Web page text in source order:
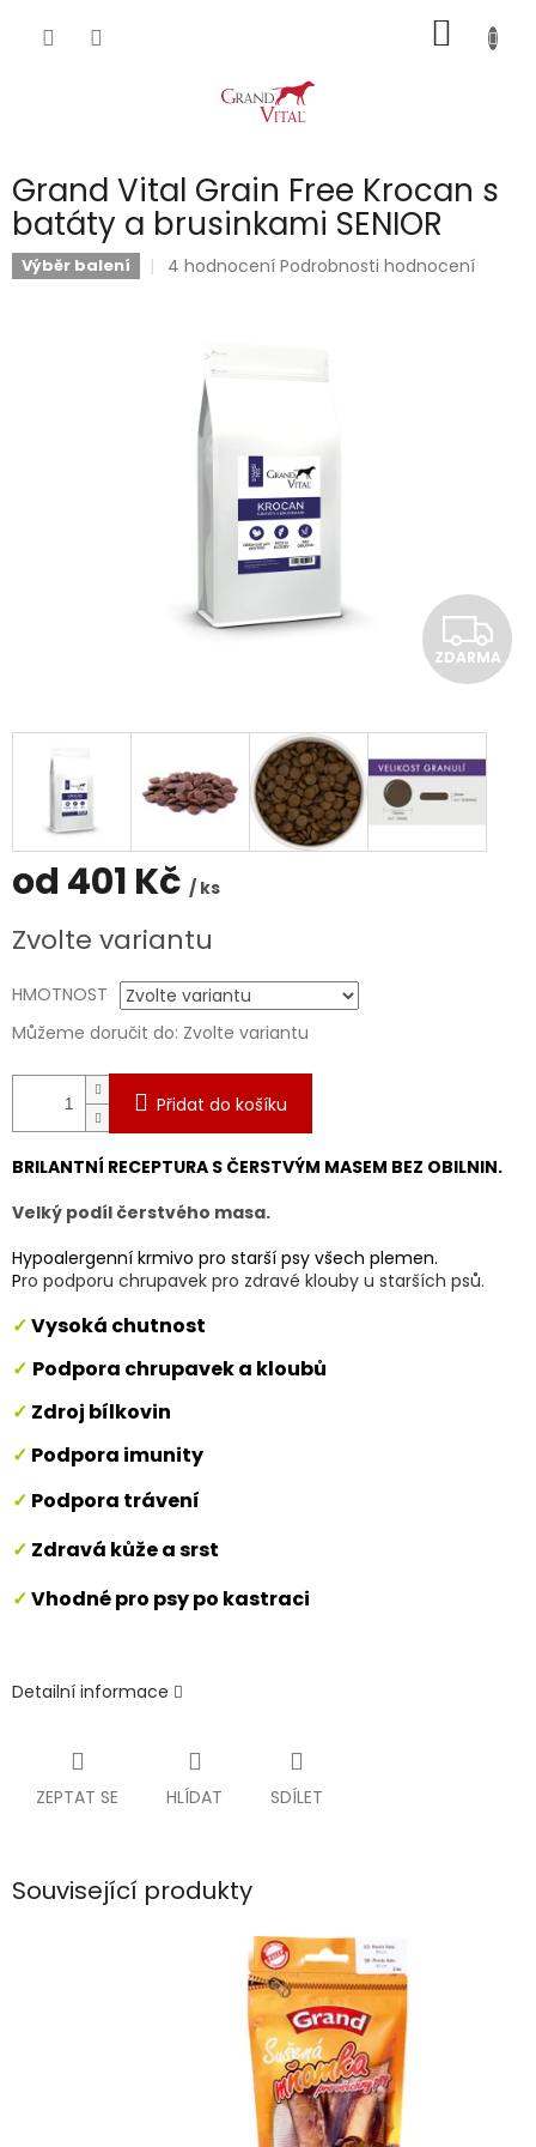
KOŠÍK
Grand Vital Grain Free Krocan s
batáty a brusinkami SENIOR
Výběr balení
Průměrné
hvězdiček.
4 hodnocení Podrobnosti hodnocení
Z
D
ZDARMA
od 401 Kč / ks
cena:
Zvolte variantu
HMOTNOST
Můžeme doručit do: Zvolte variantu
Přidat do košíku
BRILANTNÍ RECEPTURA S ČERSTVÝM MASEM BEZ OBILNIN.
Velký podíl čerstvého masa.
Hypoalergenní krmivo pro starší psy všech plemen.
Pro podporu chrupavek pro zdravé klouby u starších psů.
✓Vysoká chutnost
✓ Podpora chrupavek a kloubů
✓ Zdroj bílkovin
✓ Podpora imunity
✓ Podpora trávení
✓ Zdravá kůže a srst
✓Vhodné pro psy po kastraci
Detailní informace
ZEPTAT SE HLÍDAT SDÍLET
Související produkty